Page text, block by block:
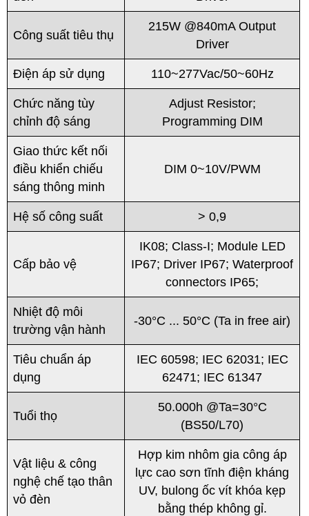
Công suất tiêu thụ
215W @840mA Output
Driver
Điện áp sử dụng 110~277Vac/50~60Hz
Chức năng tùy
chỉnh độ sáng
Adjust Resistor;
Programming DIM
Giao thức kết nối
điều khiển chiếu
sáng thông minh
DIM 0~10V/PWM
Hệ số công suất > 0,9
Cấp bảo vệ
IK08; Class-I; Module LED
IP67; Driver IP67; Waterproof
connectors IP65;
Nhiệt độ môi
trường vận hành
-30°C ... 50°C (Ta in free air)
Tiêu chuẩn áp
dụng
IEC 60598; IEC 62031; IEC
62471; IEC 61347
Tuổi thọ
50.000h @Ta=30°C
(BS50/L70)
Vật liệu & công
nghệ chế tạo thân
vỏ đèn
Hợp kim nhôm gia công áp
lực cao sơn tĩnh điện kháng
UV, bulong ốc vít khóa kẹp
bằng thép không gỉ.